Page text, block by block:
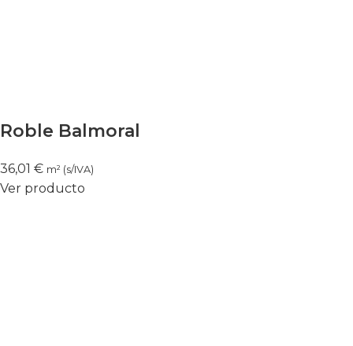
Roble Balmoral
36,01 € m² (s/IVA)
Ver producto